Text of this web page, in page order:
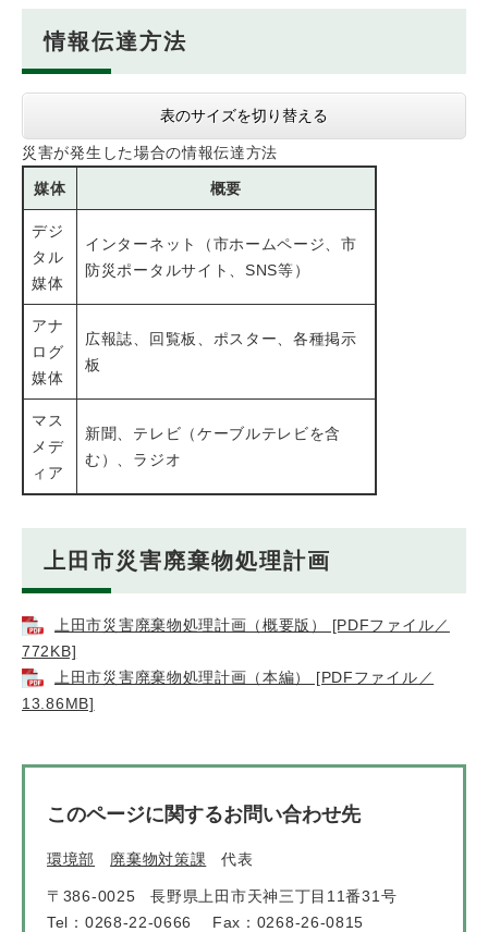
情報伝達方法
表のサイズを切り替える
災害が発生した場合の情報伝達方法
媒体 概要
デジ
タル
媒体
インターネット（市ホームページ、市
防災ポータルサイト、SNS等）
アナ
ログ
媒体
広報誌、回覧板、ポスター、各種掲示
板
マス
メデ
ィア
新聞、テレビ（ケーブルテレビを含
む）、ラジオ
上田市災害廃棄物処理計画
上田市災害廃棄物処理計画（概要版） [PDFファイル／
772KB]
上田市災害廃棄物処理計画（本編） [PDFファイル／
13.86MB]
このページに関するお問い合わせ先
環境部 廃棄物対策課 代表
〒386-0025
長野県上田市天神三丁目11番31号
Tel：0268-22-0666
Fax：0268-26-0815